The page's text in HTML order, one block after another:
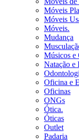
Móveis
Móveis
Móveis.
Mudança
Músicos e
Natação e
Oficina e
Oficinas
ONGs
Ótica.
Óticas
Outlet
Padaria